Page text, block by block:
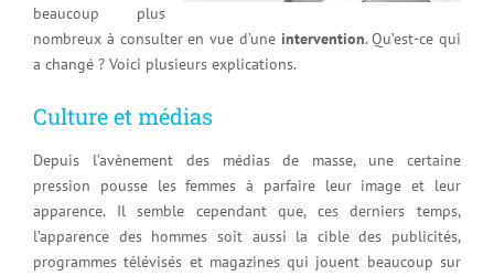
beaucoup plus
nombreux à consulter en vue d’une intervention. Qu’est-ce qui
a changé ? Voici plusieurs explications.
Culture et médias
Depuis l’avènement des médias de masse, une certaine
pression pousse les femmes à parfaire leur image et leur
apparence. Il semble cependant que, ces derniers temps,
l’apparence des hommes soit aussi la cible des publicités,
programmes télévisés et magazines qui jouent beaucoup sur